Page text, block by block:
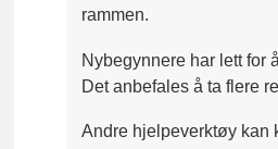
rammen.
Nybegynnere har lett for
Det anbefales å ta flere
Andre hjelpeverktøy kan